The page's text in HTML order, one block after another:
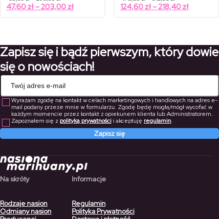
cen:
od
68,00 zł
47,60 zł –203,00 złZakres
cen:
203,00 zł
cen:
od
178,00 zł
124,60 zł –218,40 złZakres
cen:
218,40 zł
Zapisz się i bądź pierwszym, który dowie
się o nowościach!
Wyrażam zgodę na kontakt w celach marketingowych i handlowych na adres e-
mail podany przeze mnie w formularzu. Zgodę będę mogła/mógł wycofać w
każdym momencie przez kontakt z opiekunem klienta lub Administratorem.
Zapoznałem się z polityką prywatnościi akceptuję regulamin.
Zapisz się
Na skróty
Rodzaje nasion
Odmiany nasion
Informacje
Regulamin
Polityka Prywatności